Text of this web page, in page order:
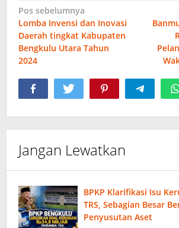
Navigasi
pos
Pos sebelumnya
Lomba Invensi dan Inovasi
Daerah tingkat Kabupaten
Bengkulu Utara Tahun
2024
Jangan Lewatkan
BPKP Klarifikasi Isu
TRS, Sebagian Besar
Penyusutan Aset